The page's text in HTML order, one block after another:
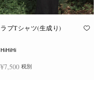
ま
オ
ラブTシャツ(生成り)
HiHiHi
¥7,500 税別